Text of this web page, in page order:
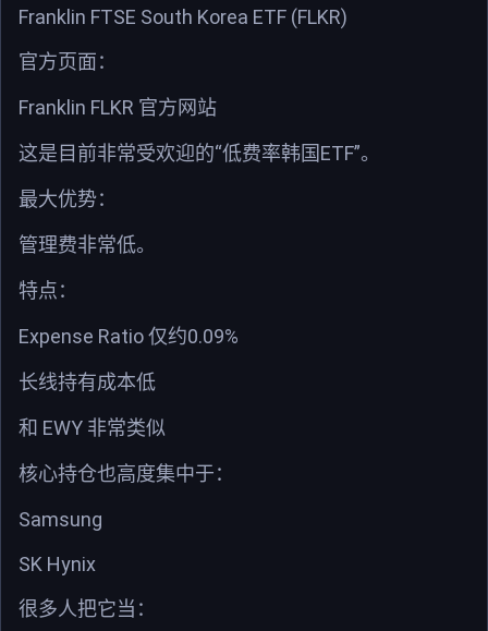
Franklin FTSE South Korea ETF (FLKR)
官方页面：
Franklin FLKR 官方网站
这是目前非常受欢迎的“低费率韩国 ETF”。
最大优势：
管理费非常低。
特点：
Expense Ratio 仅约0.09%
长线持有成本低
和 EWY 非常类似
核心持仓也高度集中于：
Samsung
SK Hynix
很多人把它当：